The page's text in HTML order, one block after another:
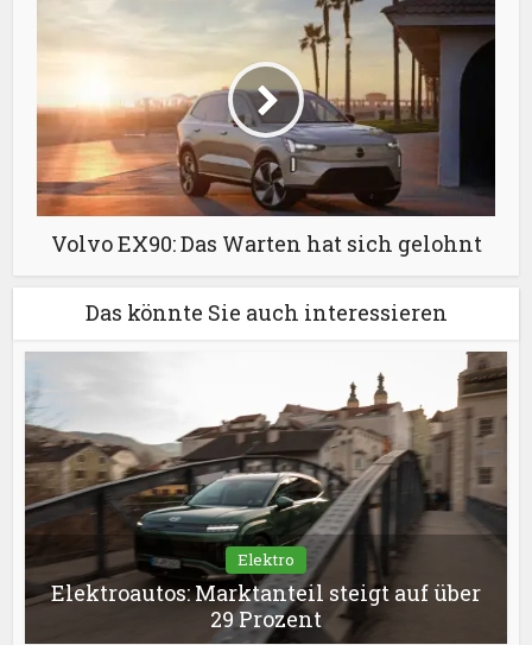
Volvo EX90: Das Warten hat sich gelohnt
Das könnte Sie auch interessieren
Elektro
Elektroautos: Marktanteil steigt auf über
29 Prozent